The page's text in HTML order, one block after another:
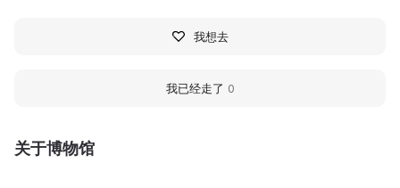
关于博物馆
我想去
我已经走了 0